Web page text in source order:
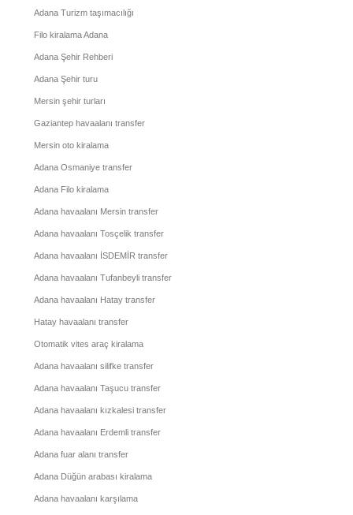
Adana Turizm taşımacılığı
Filo kiralama Adana
Adana Şehir Rehberi
Adana Şehir turu
Mersin şehir turları
Gaziantep havaalanı transfer
Mersin oto kiralama
Adana Osmaniye transfer
Adana Filo kiralama
Adana havaalanı Mersin transfer
Adana havaalanı Tosçelik transfer
Adana havaalanı İSDEMİR transfer
Adana havaalanı Tufanbeyli transfer
Adana havaalanı Hatay transfer
Hatay havaalanı transfer
Otomatik vites araç kiralama
Adana havaalanı silifke transfer
Adana havaalanı Taşucu transfer
Adana havaalanı kızkalesi transfer
Adana havaalanı Erdemli transfer
Adana fuar alanı transfer
Adana Düğün arabası kiralama
Adana havaalanı karşılama